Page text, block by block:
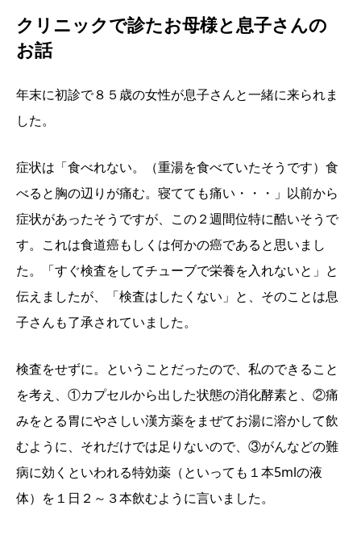
クリニックで診たお母様と息子さんの
お話
年末に初診で８５歳の女性が息子さんと一緒に来られま
した。
症状は「食べれない。（重湯を食べていたそうです）食
べると胸の辺りが痛む。寝てても痛い・・・」以前から
症状があったそうですが、この２週間位特に酷いそうで
す。これは食道癌もしくは何かの癌であると思いまし
た。「すぐ検査をしてチューブで栄養を入れないと」と
伝えましたが、「検査はしたくない」と、そのことは息
子さんも了承されていました。
検査をせずに。ということだったので、私のできること
を考え、①カプセルから出した状態の消化酵素と、②痛
みをとる胃にやさしい漢方薬をまぜてお湯に溶かして飲
むように、それだけでは足りないので、③がんなどの難
病に効くといわれる特効薬（といっても１本5mlの液
体）を１日２～３本飲むように言いました。